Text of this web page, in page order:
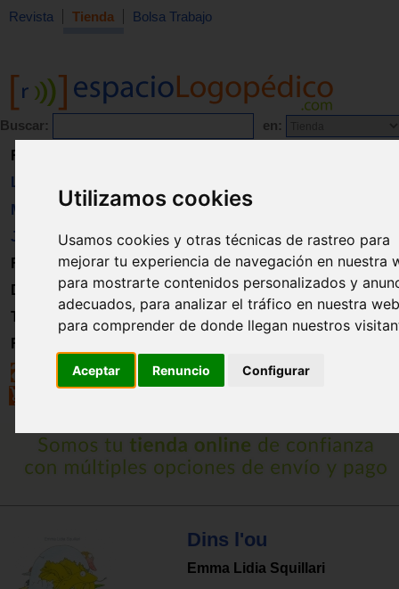
Utilizamos cookies
Usamos cookies y otras técnicas de rastreo para
mejorar tu experiencia de navegación en nuestra
para mostrarte contenidos personalizados y
adecuados, para analizar el tráfico en nuestra
para comprender de donde llegan nuestros
Aceptar Renuncio Configurar
Revista Tienda Bolsa Trabajo
Buscar: en:
Revista
Libros
Material
Juguetes
Formación
Directorio
Trabajo
Registro
Dins l'ou
Emma Lidia Squillari